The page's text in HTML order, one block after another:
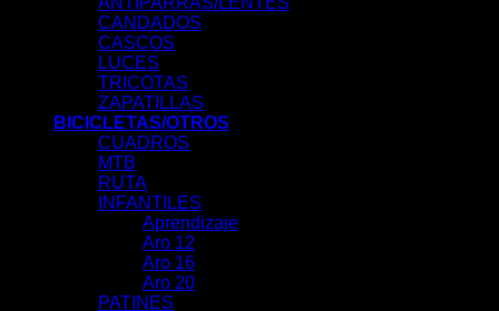
CANDADOS
CASCOS
LUCES
TRICOTAS
ZAPATILLAS
BICICLETAS/OTROS
CUADROS
MTB
RUTA
INFANTILES
Aprendizaje
Aro 12
Aro 16
Aro 20
PATINES